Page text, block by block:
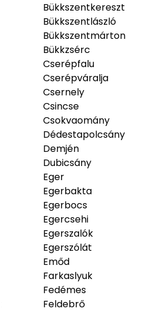
Bükkszentkereszt
Bükkszentlászló
Bükkszentmárton
Bükkzsérc
Cserépfalu
Cserépváralja
Csernely
Csincse
Csokvaomány
Dédestapolcsány
Demjén
Dubicsány
Eger
Egerbakta
Egerbocs
Egercsehi
Egerszalók
Egerszólát
Emőd
Farkaslyuk
Fedémes
Feldebrő